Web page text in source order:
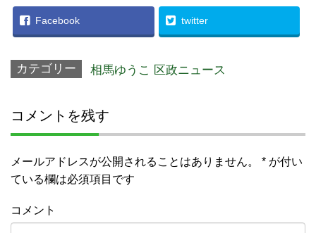
Facebook twitter
カテゴリー 相馬ゆうこ 区政ニュース
コメントを残す
メールアドレスが公開されることはありません。 * が付い
ている欄は必須項目です
コメント